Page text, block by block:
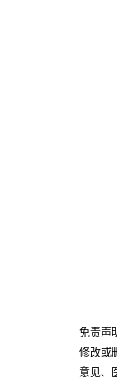
免责声
修改或
意见、